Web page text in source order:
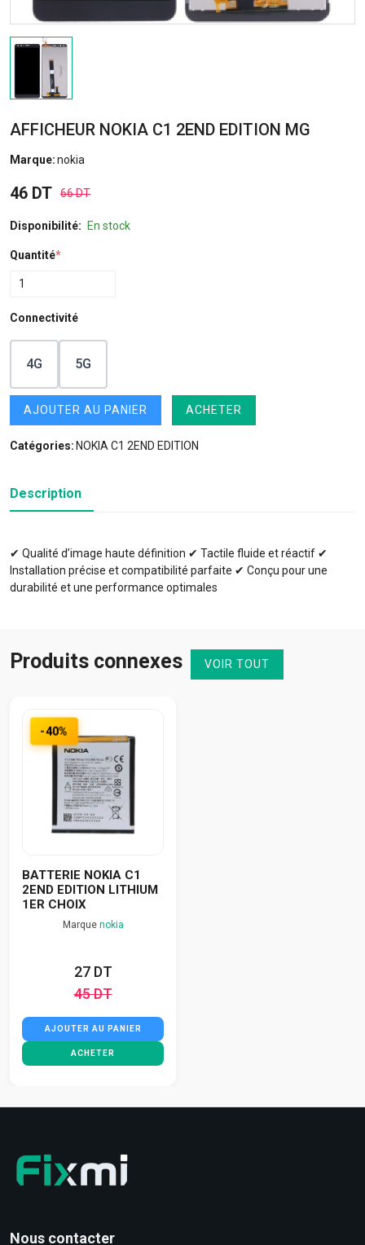
AFFICHEUR NOKIA C1 2END EDITION MG
Marque:nokia
46 DT 66 DT
Disponibilité: En stock
Quantité*
Connectivité
4G 5G
AJOUTER AU PANIER ACHETER
Catégories: NOKIA C1 2END EDITION
Description
✔ Qualité d’image haute définition ✔ Tactile fluide et réactif ✔
Installation précise et compatibilité parfaite ✔ Conçu pour une
durabilité et une performance optimales
Produits connexes VOIR TOUT
-40%
BATTERIE NOKIA C1
2END EDITION LITHIUM
1ER CHOIX
Marque nokia
27 DT
45 DT
AJOUTER AU PANIER
ACHETER
Nous contacter